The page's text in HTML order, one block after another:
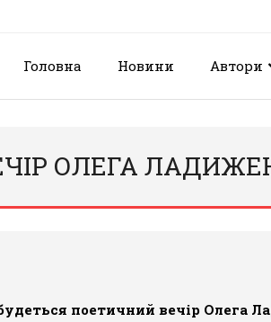
Головна Новини Автори
ОЛЕГА
поетичний вечір Олега